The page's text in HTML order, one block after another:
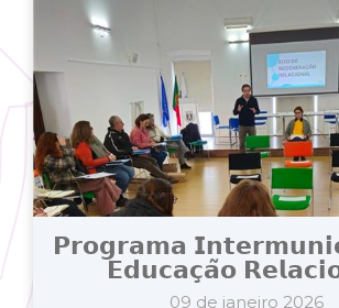
𝗣𝗿𝗼𝗴𝗿𝗮𝗺𝗮
𝗘𝗱𝘂𝗰𝗮𝗰̧𝗮̃𝗼
09 de janeiro 2026